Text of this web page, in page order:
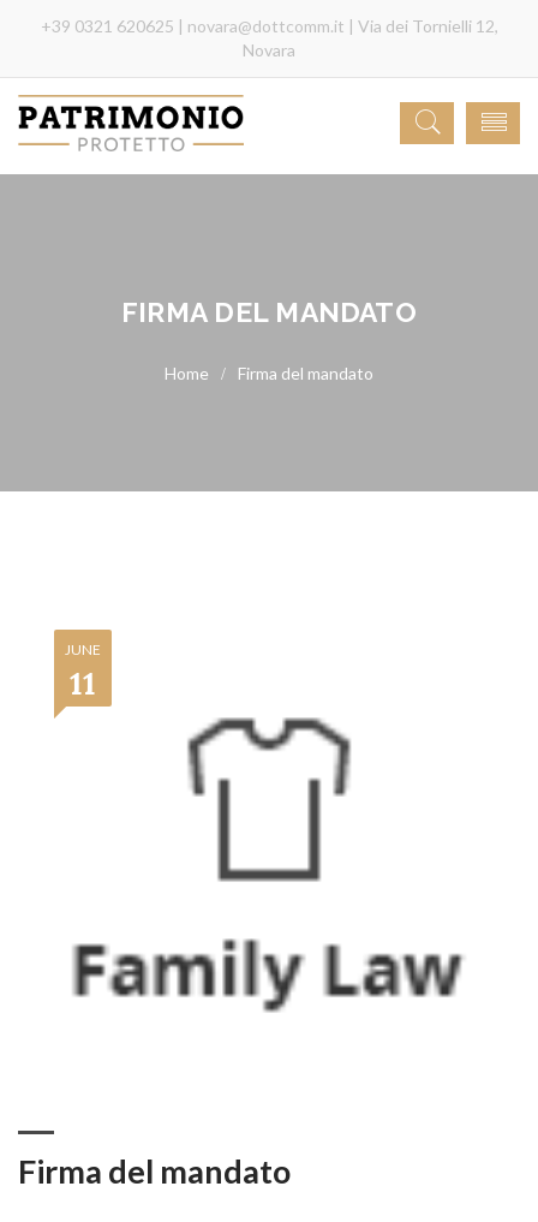
+39 0321 620625 | novara@dottcomm.it | Via dei Tornielli 12,
Novara
FIRMA DEL MANDATO
Firma del mandato
JUNE
11
Firma del mandato